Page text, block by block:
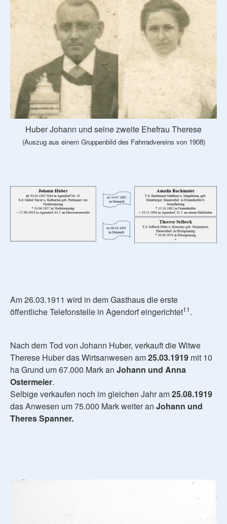
Huber Johann und seine zweite Ehefrau Therese
(Auszug aus einem Gruppenbild des Fahrradvereins von 1908)
Am 26.03.1911 wird in dem Gasthaus die erste
öffentliche Telefonstelle in Agendorf eingerichtet11.
Nach dem Tod von Johann Huber, verkauft die Witwe
Therese Huber das Wirtsanwesen am25.03.1919 mit 10
ha Grund um 67.000 Mark an Johann und Anna
Ostermeier.
Selbige verkaufen noch im gleichen Jahr am25.08.1919
das Anwesen um 75.000 Mark weiter an Johann und
Theres Spanner.